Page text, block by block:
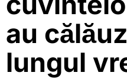
au
lungul